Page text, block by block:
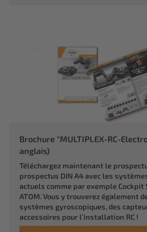
Brochure "MULTIPLEX-RC-
anglais)
Téléchargez maintenant le
prospectus DIN A4 avec les
actuels comme par exemple Cockpit
ATOM. Vous y trouverez également
systèmes gyroscopiques, des
accessoires pour l'installation RC !